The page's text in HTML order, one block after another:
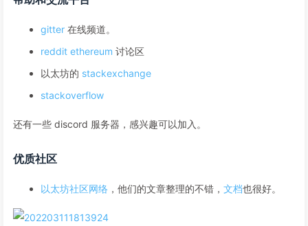
gitter 在线频道。
reddit ethereum 讨论区
以太坊的 stackexchange
stackoverflow
还有一些 discord 服务器，感兴趣可以加入。
优质社区
以太坊社区网络 ，他们的文章整理的不错， 文档也很好。